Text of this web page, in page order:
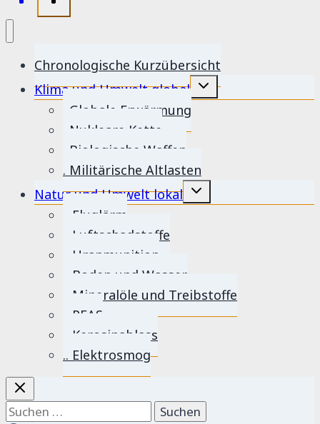
Chronologische Kurzübersicht
Klima und Umwelt global
Untermenü
. Globale Erwärmung
. Nukleare Kette
. Biologische Waffen
. Militärische Altlasten
Natur und Umwelt lokal
Untermenü
.. Fluglärm
.. Luftschadstoffe
.. Uranmunition
.. Boden und Wasser
.. Mineralöle und Treibstoffe
.. PFAS
.. Kerosinablass
.. Elektrosmog
Suchen